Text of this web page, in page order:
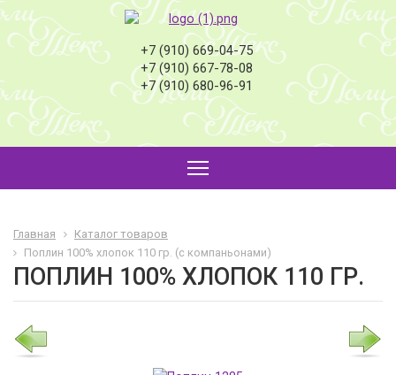
+7 (910) 669-04-75
+7 (910) 667-78-08
+7 (910) 680-96-91
Главная
Каталог товаров
Поплин 100% хлопок 110 гр. (с компаньонами)
ПОПЛИН 100% ХЛОПОК 110 ГР.